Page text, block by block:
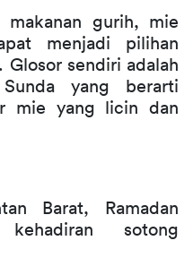
makanan gurih, mie
menjadi pilihan
Glosor sendiri adalah
yang berarti
mie yang licin dan
Barat, Ramadan
sotong